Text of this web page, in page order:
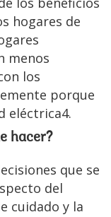
hogares de
menos
los
porque
eléctrica4.
hacer?
que se
del
cuidado y la